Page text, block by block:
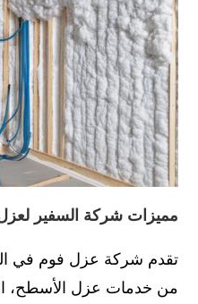
مميزات شركة السفير
تقدم شركة عزل فوم في
من خدمات عزل الأسطح،